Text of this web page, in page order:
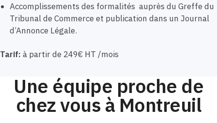
Accomplissements des formalités auprès du Greffe du
Tribunal de Commerce et publication dans un Journal
d’Annonce Légale.
Tarif: à partir de 249€ HT /mois
Une équipe proche de
chez vous à Montreuil